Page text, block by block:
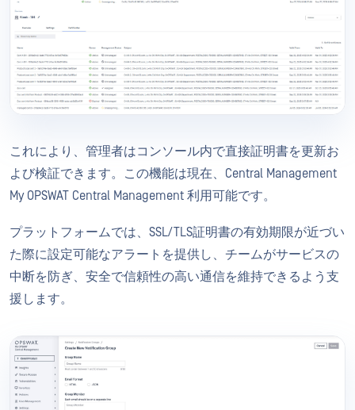
これにより、管理者はコンソール内で直接証明書を更新お
よび検証できます。この機能は現在、Central Management
My OPSWAT Central Management 利用可能です。
プラットフォームでは、SSL/TLS証明書の有効期限が近づい
た際に設定可能なアラートを提供し、チームがサービスの
中断を防ぎ、安全で信頼性の高い通信を維持できるよう支
援します。